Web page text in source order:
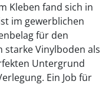
Kleben fand sich in
im gewerblichen
für den
starke Vinylboden als
Untergrund
Ein Job für